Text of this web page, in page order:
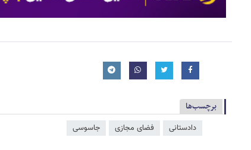
برچسب‌ها
دادستانی فضای مجازی جاسوسی